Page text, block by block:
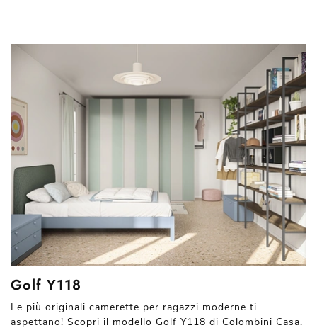
Golf Y118
Le più originali camerette per ragazzi moderne ti
aspettano! Scopri il modello Golf Y118 di Colombini Casa.